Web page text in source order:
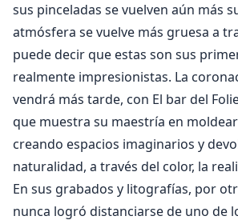
sus pinceladas se vuelven aún más
atmósfera se vuelve más gruesa a
puede decir que estas son sus
realmente impresionistas. La
vendrá más tarde, con El bar del
que muestra su maestría en
creando espacios imaginarios y
naturalidad, a través del color, la
En sus grabados y litografías, por
nunca logró distanciarse de uno de